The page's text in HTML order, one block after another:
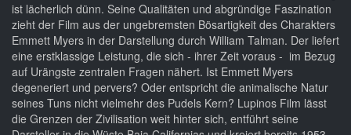
ist lächerlich dünn. Seine Qualitäten und abgründige Faszination
zieht der Film aus der ungebremsten Bösartigkeit des Charakters
Emmett Myers in der Darstellung durch William Talman. Der liefert
eine erstklassige Leistung, die sich - ihrer Zeit voraus - im Bezug
auf Urängste zentralen Fragen nähert. Ist Emmett Myers
degeneriert und pervers? Oder entspricht die animalische Natur
seines Tuns nicht vielmehr des Pudels Kern? Lupinos Film lässt
die Grenzen der Zivilisation weit hinter sich, entführt seine